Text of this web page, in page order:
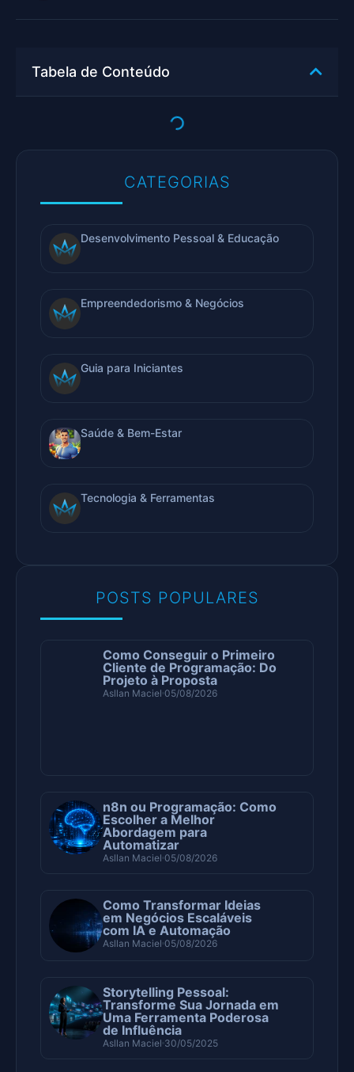
Tabela de Conteúdo
CATEGORIAS
Desenvolvimento Pessoal & Educação
Empreendedorismo & Negócios
Guia para Iniciantes
Saúde & Bem-Estar
Tecnologia & Ferramentas
POSTS POPULARES
Como Conseguir o Primeiro
Cliente de Programação: Do
Projeto à Proposta
Asllan Maciel 05/08/2026
Abordagem para
Automatizar
Asllan Maciel 05/08/2026
em Negócios Escaláveis
com IA e Automação
Asllan Maciel 05/08/2026